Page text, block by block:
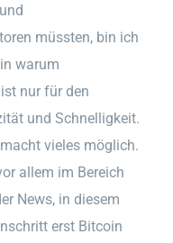
müssten, bin ich
warum
nur für den
und Schnelligkeit.
vieles möglich.
allem im Bereich
News, in diesem
erst Bitcoin